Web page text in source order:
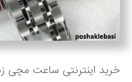
خرید اینترنتی ساعت مچی